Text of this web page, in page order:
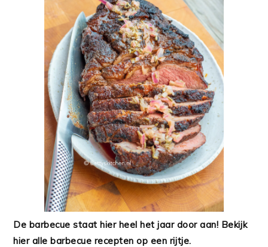
De barbecue staat hier heel het jaar door aan! Bekijk
hier alle barbecue recepten op een rijtje.